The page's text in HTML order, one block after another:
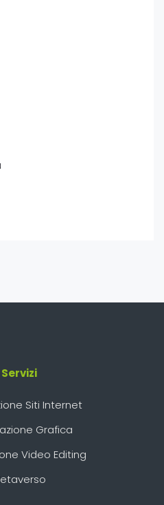
Servizi
Siti Internet
Grafica
Video Editing